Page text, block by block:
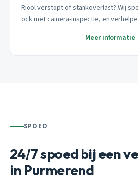
Riool verstopt of stankoverlast? Wij
ook met camera-inspectie, en
Meer informatie
SPOED
24/7 spoed bij een
in Purmerend